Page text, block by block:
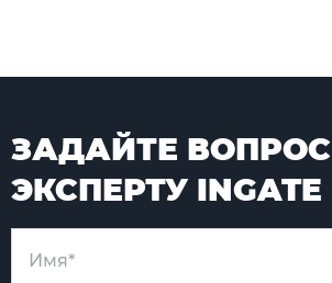
ЗАДАЙТЕ ВОПРОС
ЭКСПЕРТУ INGATE